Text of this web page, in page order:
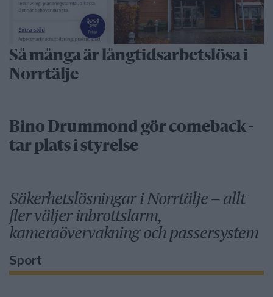
Så många är långtidsarbetslösa i
Norrtälje
Bino Drummond gör comeback -
tar plats i styrelse
Säkerhetslösningar i Norrtälje – allt
fler väljer inbrottslarm,
kameraövervakning och passersystem
Sport